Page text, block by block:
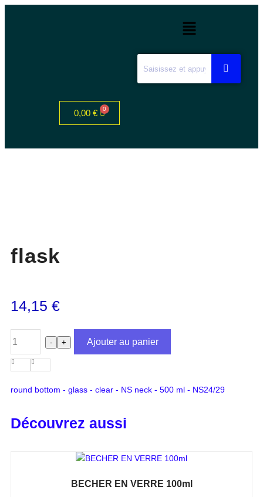
0,00 €
flask
14,15 €
- + Ajouter au panier
round bottom - glass - clear - NS neck - 500 ml - NS24/29
Découvrez aussi
BECHER EN VERRE 100ml